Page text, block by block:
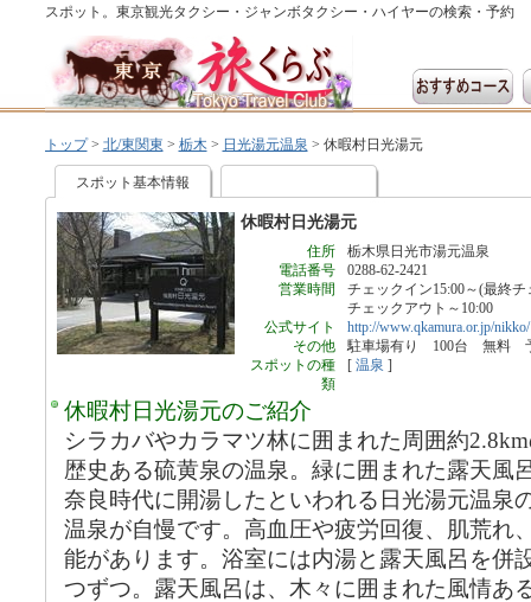
スポット。東京観光タクシー・ジャンボタクシー・ハイヤーの検索・予約
トップ> 北/東関東 > 栃木> 日光湯元温泉 > 休暇村日光湯元
スポット基本情報
休暇村日光湯元
住所
栃木県日光市湯元温泉
電話番号
0288-62-2421
営業時間
チェックイン15:00～(最終チ
チェックアウト～10:00
公式サイト
http://www.qkamura.or.jp/nikko/
その他
駐車場有り 100台 無料
スポットの種
類
[ 温泉 ]
休暇村日光湯元のご紹介
シラカバやカラマツ林に囲まれた周囲約
歴史ある硫黄泉の温泉。緑に囲まれた露天風
奈良時代に開湯したといわれる日光湯元温泉
温泉が自慢です。高血圧や疲労回復、肌荒れ
能があります。浴室には内湯と露天風呂を併
つずつ。露天風呂は、木々に囲まれた風情あ